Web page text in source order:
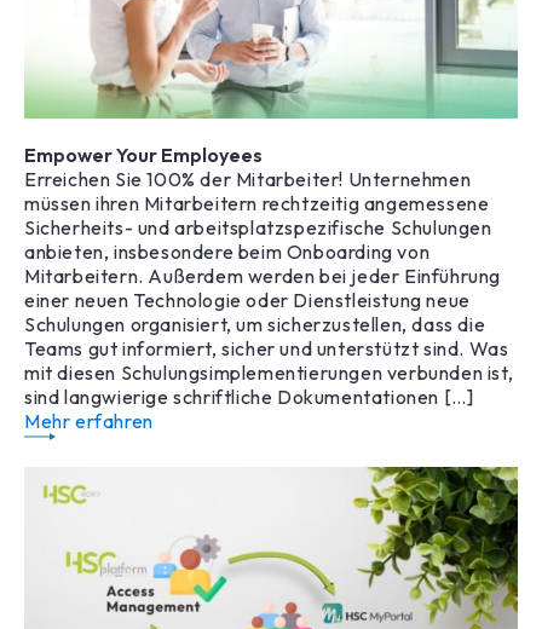
Empower Your Employees
Erreichen Sie 100% der Mitarbeiter! Unternehmen
müssen ihren Mitarbeitern rechtzeitig angemessene
Sicherheits- und arbeitsplatzspezifische Schulungen
anbieten, insbesondere beim Onboarding von
Mitarbeitern. Außerdem werden bei jeder Einführung
einer neuen Technologie oder Dienstleistung neue
Schulungen organisiert, um sicherzustellen, dass die
Teams gut informiert, sicher und unterstützt sind. Was
mit diesen Schulungsimplementierungen verbunden ist,
sind langwierige schriftliche Dokumentationen […]
Mehr erfahren